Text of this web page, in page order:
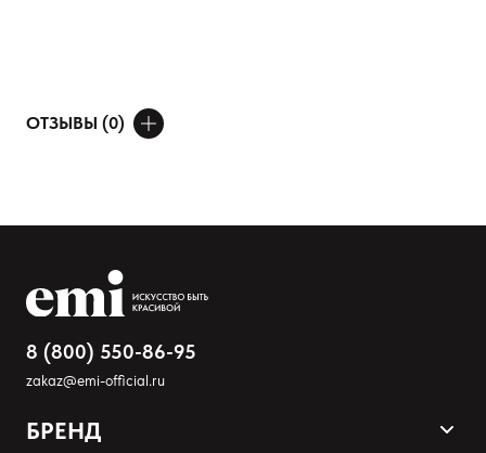
ОТЗЫВЫ (0)
ДОБАВИТЬ ОТЗЫВ
Ваше имя
8 (800) 550-86-95
zakaz@emi-official.ru
БРЕНД